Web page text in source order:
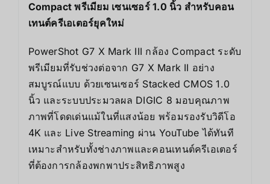
Compact พรีเมียม เซนเซอร์ 1.0 นิ้ว สำหรับคอน
เทนต์ครีเอเตอร์ยุคใหม่
PowerShot G7 X Mark III กล้อง Compact ระดับ
พรีเมียมที่รับช่วงต่อจาก G7 X Mark II อย่าง
สมบูรณ์แบบ ด้วยเซนเซอร์ Stacked CMOS 1.0
นิ้ว และระบบประมวลผล DIGIC 8 มอบคุณภาพ
ภาพที่โดดเด่นแม้ในที่แสงน้อย พร้อมรองรับวิดีโอ
4K และ Live Streaming ผ่าน YouTube ได้ทันที
เหมาะสำหรับทั้งช่างภาพและคอนเทนต์ครีเอเตอร์
ที่ต้องการกล้องพกพาประสิทธิภาพสูง